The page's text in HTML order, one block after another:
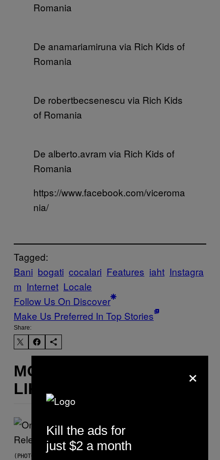
Romania
De anamariamiruna via Rich Kids of
Romania
De robertbecsenescu via Rich Kids
of Romania
De alberto.avram via Rich Kids of
Romania
https://www.facebook.com/viceroma
nia/
Tagged:
Bani bogati cocalari Features iaht Instagra
m Internet Locale
Follow Us On Discover
Make Us Preferred In Top Stories
Share:
MORE
LIKE THIS
(PHOTO BY GARY GERSHOFF/WIREIMAGE)
×
Kill the ads for
just $2 a month